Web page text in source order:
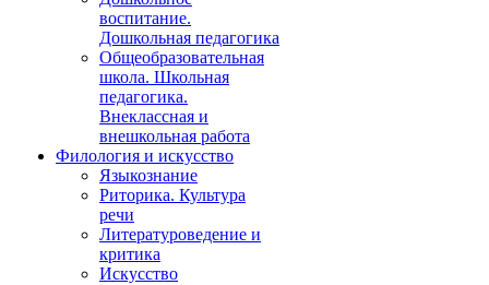
воспитание.
Дошкольная педагогика
Общеобразовательная
школа. Школьная
педагогика.
Внеклассная и
внешкольная работа
Филология и искусство
Языкознание
Риторика. Культура
речи
Литературоведение и
критика
Искусство